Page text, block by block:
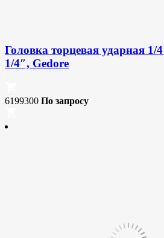
Головка торцевая ударная 1/
1/4″, Gedore
6199300 По запросу